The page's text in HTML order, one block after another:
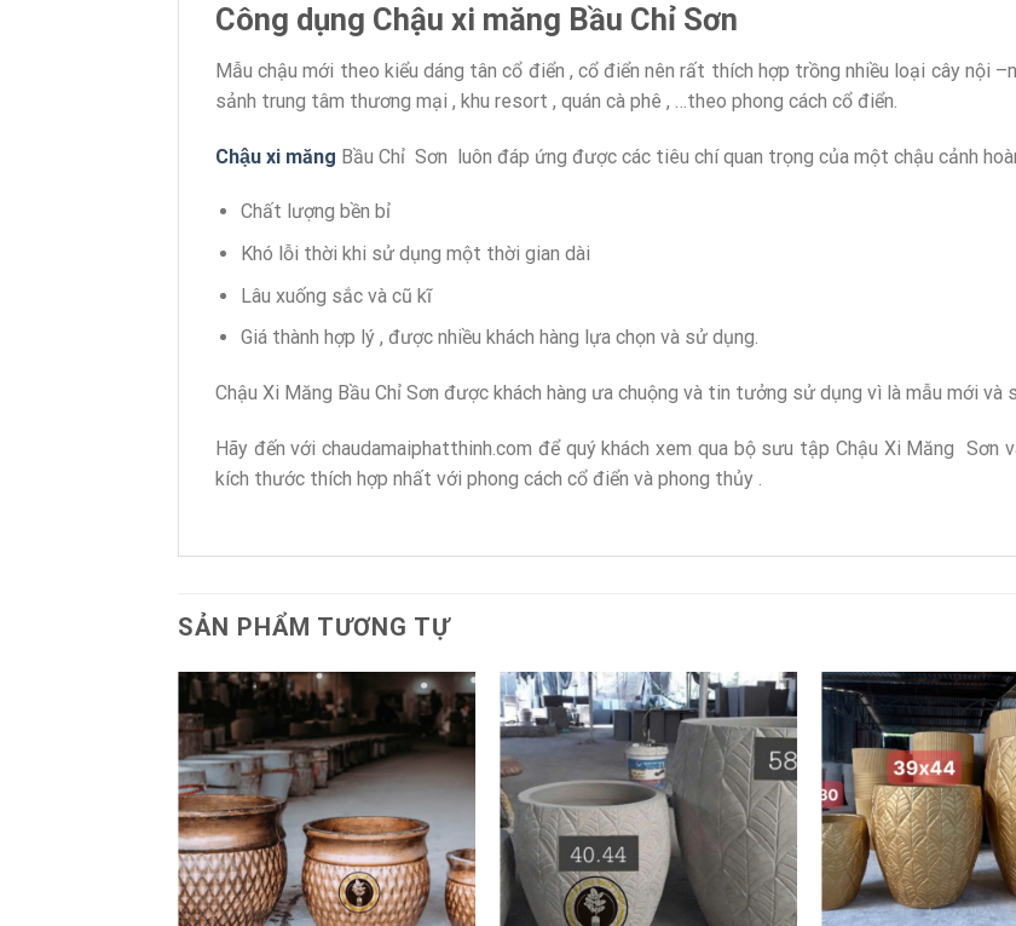
Công dụng Chậu xi măng Bầu Chỉ Sơn
Mẫu chậu mới theo kiểu dáng tân cổ điển , cổ điển nên rất thích hợp trồng nhiều loại cây nội
sảnh trung tâm thương mại , khu resort , quán cà phê , …theo phong cách cổ điển.
Chậu xi măng Bầu Chỉ Sơn luôn đáp ứng được các tiêu chí quan trọng của một chậu cảnh
Chất lượng bền bỉ
Khó lỗi thời khi sử dụng một thời gian dài
Lâu xuống sắc và cũ kĩ
Giá thành hợp lý , được nhiều khách hàng lựa chọn và sử dụng.
Chậu Xi Măng Bầu Chỉ Sơn được khách hàng ưa chuộng và tin tưởng sử dụng vì là mẫu mới và
Hãy đến với chaudamaiphatthinh.com để quý khách xem qua bộ sưu tập Chậu Xi Măng Sơn
kích thước thích hợp nhất với phong cách cổ điển và phong thủy .
SẢN PHẨM TƯƠNG TỰ